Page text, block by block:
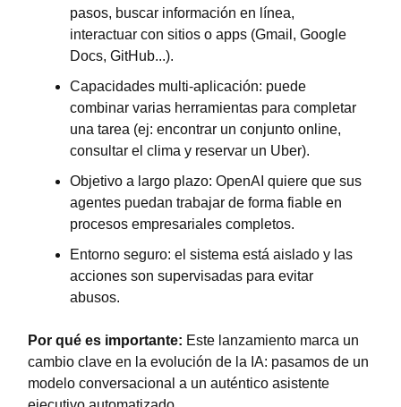
pasos, buscar información en línea,
interactuar con sitios o apps (Gmail, Google
Docs, GitHub...).
Capacidades multi-aplicación: puede
combinar varias herramientas para completar
una tarea (ej: encontrar un conjunto online,
consultar el clima y reservar un Uber).
Objetivo a largo plazo: OpenAI quiere que sus
agentes puedan trabajar de forma fiable en
procesos empresariales completos.
Entorno seguro: el sistema está aislado y las
acciones son supervisadas para evitar
abusos.
Por qué es importante: Este lanzamiento marca un
cambio clave en la evolución de la IA: pasamos de un
modelo conversacional a un auténtico asistente